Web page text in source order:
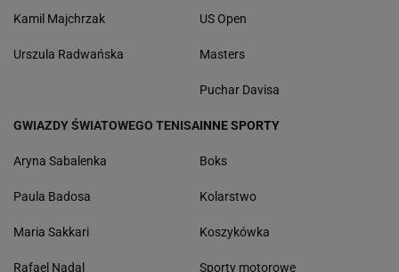
Kamil Majchrzak
Urszula Radwańska
US Open
Masters
Puchar Davisa
GWIAZDY ŚWIATOWEGO TENISA
Aryna Sabalenka
Paula Badosa
Maria Sakkari
Rafael Nadal
INNE SPORTY
Boks
Kolarstwo
Koszykówka
Sporty motorowe